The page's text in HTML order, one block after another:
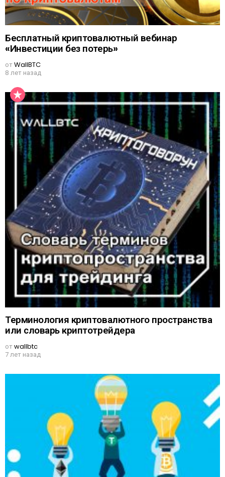
Бесплатный криптовалютный вебинар
«Инвестиции без потерь»
отWallBTC
8 лет назад
Терминология криптовалютного пространства
или словарь криптотрейдера
отwallbtc
7 лет назад